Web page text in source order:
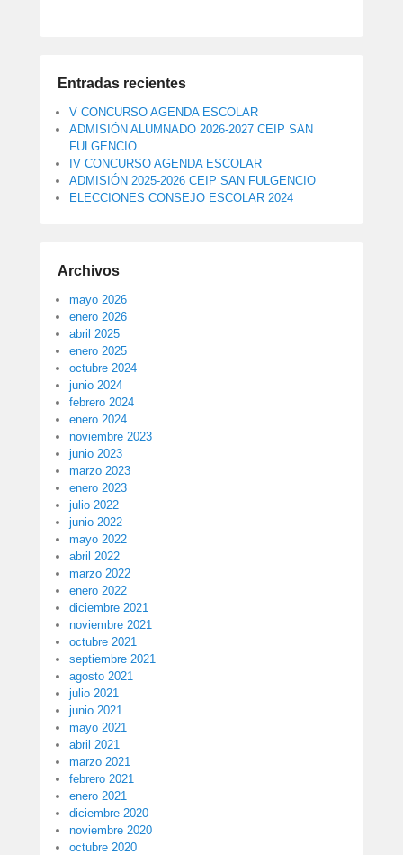
Entradas recientes
V CONCURSO AGENDA ESCOLAR
ADMISIÓN ALUMNADO 2026-2027 CEIP SAN
FULGENCIO
IV CONCURSO AGENDA ESCOLAR
ADMISIÓN 2025-2026 CEIP SAN FULGENCIO
ELECCIONES CONSEJO ESCOLAR 2024
Archivos
mayo 2026
enero 2026
abril 2025
enero 2025
octubre 2024
junio 2024
febrero 2024
enero 2024
noviembre 2023
junio 2023
marzo 2023
enero 2023
julio 2022
junio 2022
mayo 2022
abril 2022
marzo 2022
enero 2022
diciembre 2021
noviembre 2021
octubre 2021
septiembre 2021
agosto 2021
julio 2021
junio 2021
mayo 2021
abril 2021
marzo 2021
febrero 2021
enero 2021
diciembre 2020
noviembre 2020
octubre 2020